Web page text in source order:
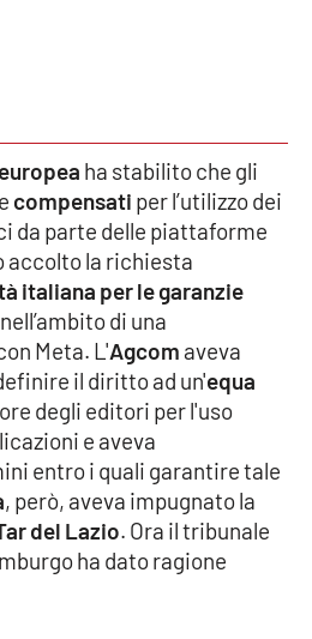
ha stabilito che gli
compensati per l’utilizzo dei
da parte delle piattaforme
accolto la richiesta
italiana per le garanzie
nell’ambito di una
Meta. L'Agcom aveva
il diritto ad un'equa
degli editori per l'uso
e aveva
entro i quali garantire tale
, però, aveva impugnato la
del Lazio. Ora il tribunale
ha dato ragione